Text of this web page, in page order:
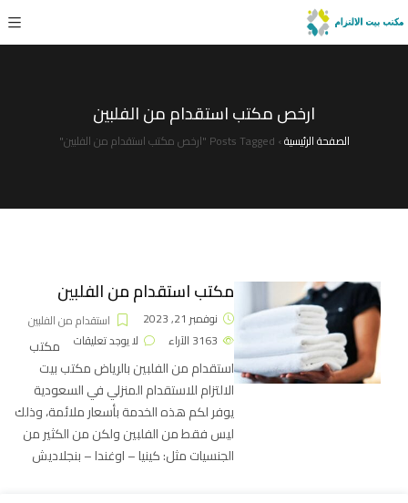
ارخص مكتب استقدام من الفلبين
الصفحة الرئيسية› Posts Tagged "ارخص مكتب استقدام من الفلبين"
مكتب استقدام من الفلبين
نوفمبر 21, 2023
استقدام من الفلبين
لا يوجد تعليقات
الآراء
مكتب
استقدام من الفلبين بالرياض مكتب بيت
الالتزام للاستقدام المنزلي في السعودية
يوفر لكم هذه الخدمة بأسعار ملائمة، وذلك
ليس فقط من الفلبين ولكن من الكثير من
الجنسيات مثل: كينيا – اوغندا – بنجلاديش